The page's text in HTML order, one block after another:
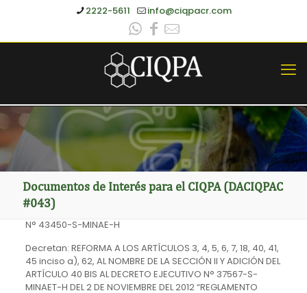
2222-5611 info@ciqpacr.com
Documentos de Interés para el CIQPA (DACIQPAC
#043)
N° 43450-S-MINAE-H
Decretan: REFORMA A LOS ARTÍCULOS 3, 4, 5, 6, 7, 18, 40, 41,
45 inciso a), 62, AL NOMBRE DE LA SECCIÓN II Y ADICIÓN DEL
ARTÍCULO 40 BIS AL DECRETO EJECUTIVO N° 37567-S-
MINAET-H DEL 2 DE NOVIEMBRE DEL 2012 “REGLAMENTO